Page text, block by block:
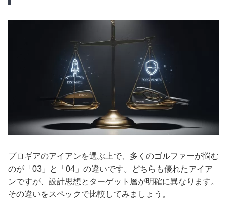
プロギアのアイアンを選ぶ上で、多くのゴルファーが悩む
のが「03」と「04」の違いです。どちらも優れたアイア
ンですが、設計思想とターゲット層が明確に異なります。
その違いをスペックで比較してみましょう。